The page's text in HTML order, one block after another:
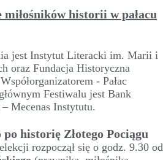
historii w pałacu
jest Instytut Literacki im. Marii i
oraz Fundacja Historyczna
- Pałac
Festiwalu jest Bank
Mecenas Instytutu.
historię Złotego Pociągu
rozpoczął się o godz. 9.30 od